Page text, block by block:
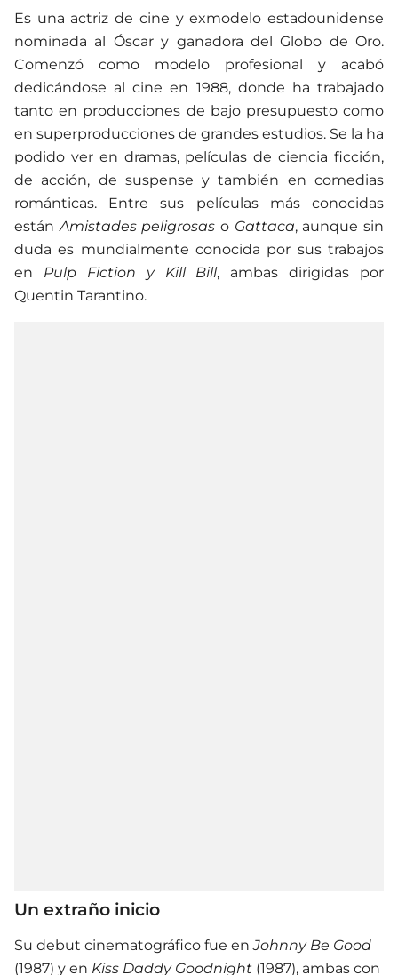
Es una actriz de cine y exmodelo estadounidense
nominada al Óscar y ganadora del Globo de Oro.
Comenzó como modelo profesional y acabó
dedicándose al cine en 1988, donde ha trabajado
tanto en producciones de bajo presupuesto como
en superproducciones de grandes estudios. Se la ha
podido ver en dramas, películas de ciencia ficción,
de acción, de suspense y también en comedias
románticas. Entre sus películas más conocidas
están Amistades peligrosas o Gattaca, aunque sin
duda es mundialmente conocida por sus trabajos
en Pulp Fiction y Kill Bill, ambas dirigidas por
Quentin Tarantino.
Un extraño inicio
Su debut cinematográfico fue enJohnny Be Good
(1987) y en Kiss Daddy Goodnight (1987), ambas con